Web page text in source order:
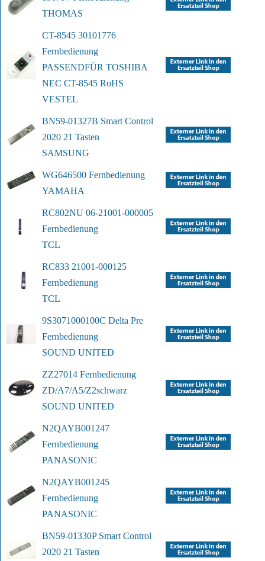
THOMAS
CT-8545 30101776
Fernbedienung
PASSENDFÜR TOSHIBA
NEC CT-8545 RoHS
VESTEL
BN59-01327B Smart Control
2020 21 Tasten
SAMSUNG
WG646500 Fernbedienung
YAMAHA
RC802NU 06-21001-000005
Fernbedienung
TCL
RC833 21001-000125
Fernbedienung
TCL
9S3071000100C Delta Pre
Fernbedienung
SOUND UNITED
ZZ27014 Fernbedienung
ZD/A7/A5/Z2schwarz
SOUND UNITED
N2QAYB001247
Fernbedienung
PANASONIC
N2QAYB001245
Fernbedienung
PANASONIC
BN59-01330P Smart Control
2020 21 Tasten